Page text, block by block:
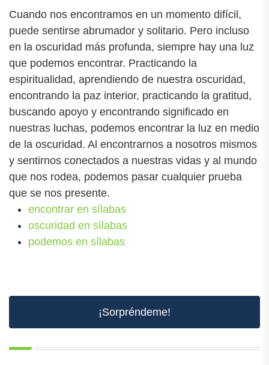
Cuando nos encontramos en un momento difícil,
puede sentirse abrumador y solitario. Pero incluso
en la oscuridad más profunda, siempre hay una luz
que podemos encontrar. Practicando la
espiritualidad, aprendiendo de nuestra oscuridad,
encontrando la paz interior, practicando la gratitud,
buscando apoyo y encontrando significado en
nuestras luchas, podemos encontrar la luz en medio
de la oscuridad. Al encontrarnos a nosotros mismos
y sentirnos conectados a nuestras vidas y al mundo
que nos rodea, podemos pasar cualquier prueba
que se nos presente.
encontrar en sílabas
oscuridad en sílabas
podemos en sílabas
¡Sorpréndeme!